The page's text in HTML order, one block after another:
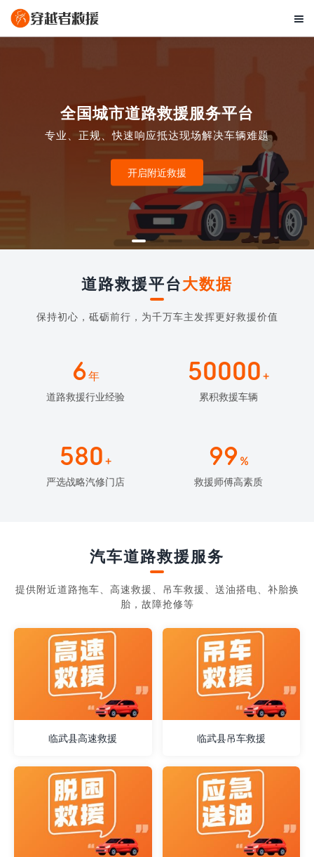

全国城市道路救援服务平台
专业、正规、快速响应抵达现场解决车辆难题
开启附近救援
道路救援平台大数据
保持初心，砥砺前行，为千万车主发挥更好救援价值
6年
道路救援行业经验
50000 +
累积救援车辆
580 +
严选战略汽修门店
99 %
救援师傅高素质
汽车道路救援服务
提供附近道路拖车、高速救援、吊车救援、送油搭电、补胎换
胎，故障抢修等
临武县高速救援 临武县吊车救援